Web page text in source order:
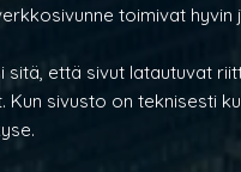
toimivat
että sivut latautuvat
sivusto on teknisesti